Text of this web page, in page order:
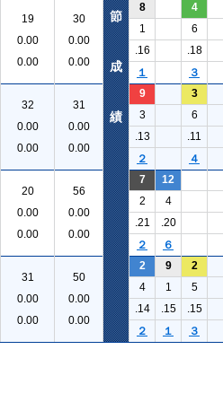
19
0.00
0.00
30
0.00
0.00
8 4
1
6
.16
.18
１
３
32
0.00
0.00
31
0.00
0.00
9 3
3
6
.13
.11
２
４
20
0.00
0.00
56
0.00
0.00
7
12
2
4
.21
.20
２
６
31
0.00
0.00
50
0.00
0.00
2 9 2
4 1
5
.14
.15
.15
２
１ ３
節
成
績